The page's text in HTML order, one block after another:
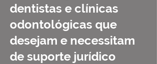
dentistas e clínicas
odontológicas que
desejam e necessitam
de suporte jurídico